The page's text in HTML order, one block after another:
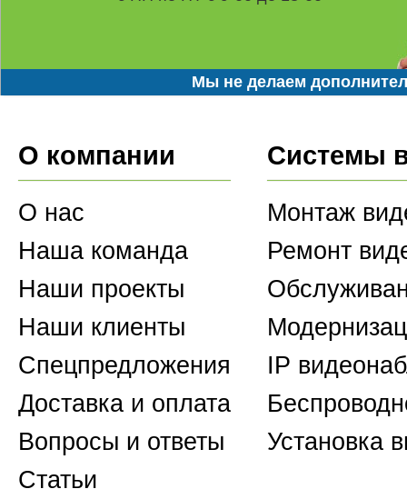
Мы не делаем
О компании
О нас
Наша команда
Наши проекты
Наши клиенты
Спецпредложения
Доставка и оплата
Вопросы и ответы
Статьи
Системы
Монтаж
Ремонт
IP
Установка